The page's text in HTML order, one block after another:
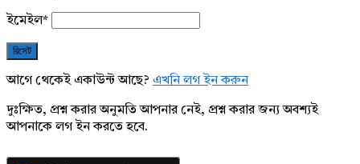
ইমেইল*
আগে থেকেই একাউন্ট আছে? এখনি লগ ইন করুন
দুঃক্ষিত, প্রশ্ন করার অনুমতি আপনার নেই, প্রশ্ন করার জন্য অবশ্যই
আপনাকে লগ ইন করতে হবে.